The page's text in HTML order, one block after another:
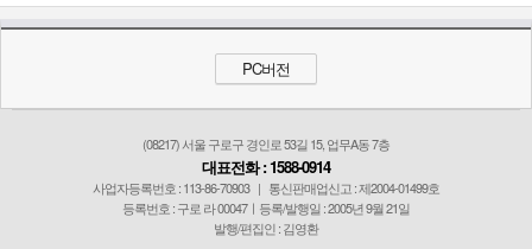
PC버전
(08217) 서울 구로구 경인로 53길 15, 업무A동 7층
대표전화 : 1588-0914
사업자등록번호 : 113-86-70903 | 통신판매업신고 : 제2004-01499호
등록번호 : 구로 라 00047ㅣ등록/발행일 : 2005년 9월 21일
발행/편집인 : 김영환